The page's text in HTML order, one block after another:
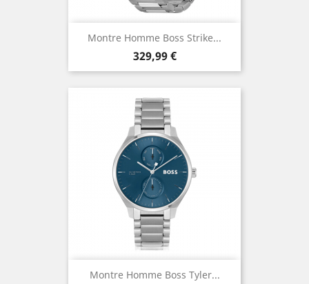
Montre Homme Boss Strike...
Prix
329,99 €
Montre Homme Boss Tyler...